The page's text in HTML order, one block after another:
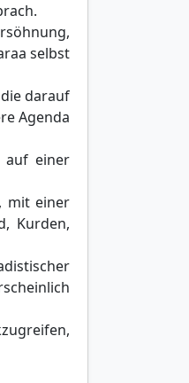
selbst
darauf
Agenda
auf einer
mit einer
Kurden,